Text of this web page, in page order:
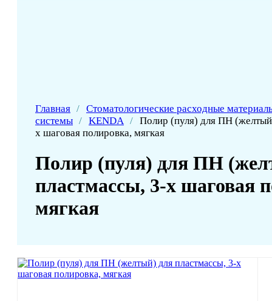
Главная / Стоматологические расходные
системы / KENDA / Полир (пуля) для ПН
х шаговая полировка, мягкая
Полир (пуля) для ПН
пластмассы, 3-х шаговая
мягкая